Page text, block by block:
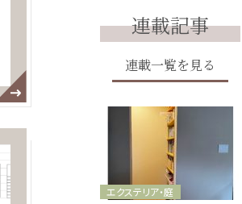
連載記事
連載一覧を見る
エクステリア・庭